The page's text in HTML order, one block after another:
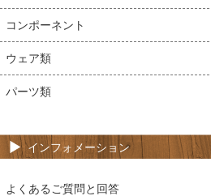
コンポーネント
ウェア類
パーツ類
インフォメーション
よくあるご質問と回答